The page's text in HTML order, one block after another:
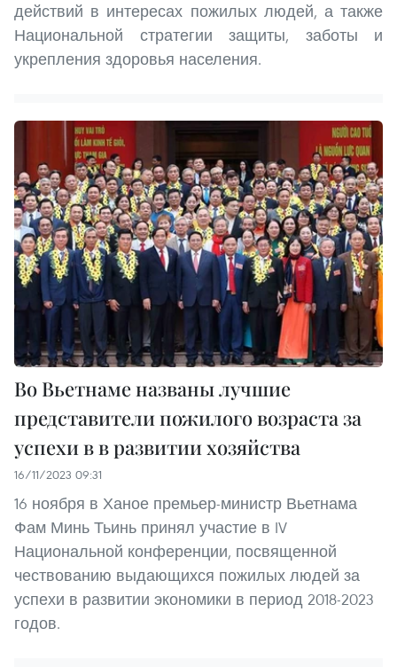
действий в интересах пожилых людей, а также
Национальной стратегии защиты, заботы и
укрепления здоровья населения.
Во Вьетнаме названы лучшие
представители пожилого возраста за
успехи в в развитии хозяйства
16/11/2023 09:31
16 ноября в Ханое премьер-министр Вьетнама
Фам Минь Тьинь принял участие в IV
Национальной конференции, посвященной
чествованию выдающихся пожилых людей за
успехи в развитии экономики в период 2018-2023
годов.